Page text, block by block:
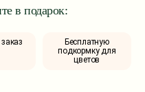
в подарок:
Бесплатную
подкормку для
цветов